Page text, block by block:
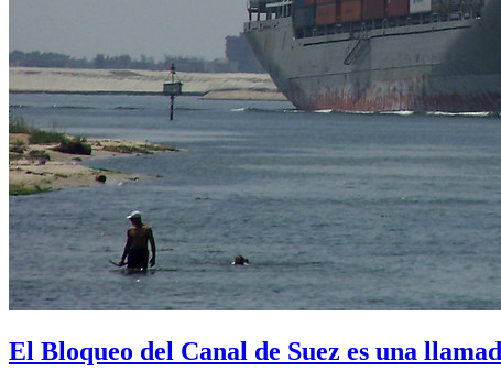
El Bloqueo del Canal de Suez es una